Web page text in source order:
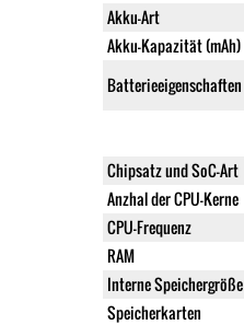
Akku-Art
Akku-Kapazität (mAh)
Batterieeigenschaften
Chipsatz und SoC-Art
Anzhal der CPU-Kerne
CPU-Frequenz
RAM
Interne Speichergröße
Speicherkarten